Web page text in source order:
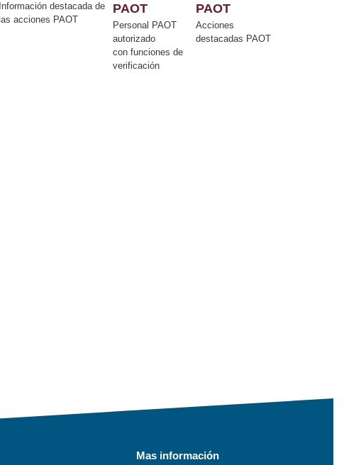
Información destacada de
las acciones PAOT
PAOT
Personal PAOT
autorizado
con funciones de
verificación
PAOT
Acciones
destacadas PAOT
Mas información